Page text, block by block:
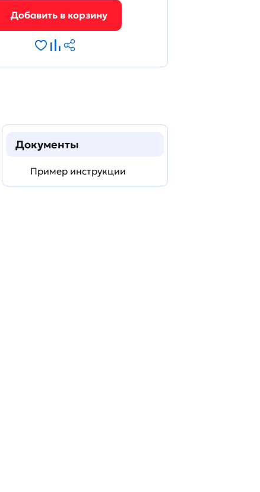
Документы
Пример инструкции